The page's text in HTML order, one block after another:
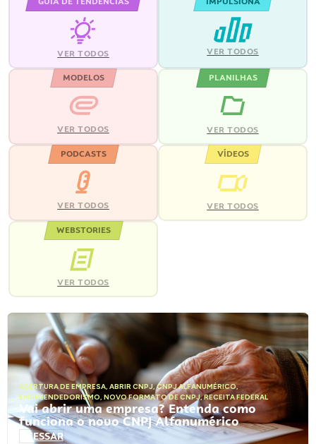
VER TODOS VER TODOS
MODELOS
VER TODOS
PLANILHAS
VER TODOS
PODCASTS
VER TODOS
VÍDEOS
VER TODOS
WEBSTORIES
VER TODOS
ABERTURA DE EMPRESA, ABRIR CNPJ,CNPJ ALFANUMÉRICO,
EMPREENDEDORISMO, NOVO FORMATO DE CNPJ,RECEITA FEDERAL
Vai abrir uma empresa? Entenda como
funciona o novo CNPJ Alfanumérico
ACESSAR